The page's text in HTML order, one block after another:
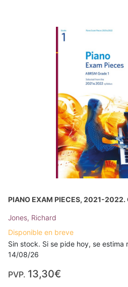
PIANO EXAM PIECES, 2021-2022.
Jones, Richard
Disponible en breve
Sin stock. Si se pide hoy, se estima
14/08/26
PVP. 13,30€